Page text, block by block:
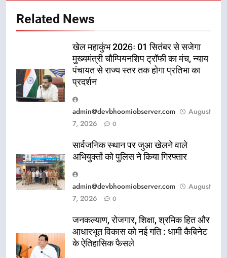
Related News
खेल महाकुंभ 2026ः 01 सितंबर से सजेगा
मुख्यमंत्री चौम्पियनशिप ट्रॉफी का मंच, न्याय
पंचायत से राज्य स्तर तक होगा प्रतिभा का
प्रदर्शन
admin@devbhoomiobserver.com
August
7, 2026
0
सार्वजनिक स्थान पर जुआ खेलने वाले
अभियुक्तों को पुलिस ने किया गिरफ्तार
admin@devbhoomiobserver.com
August
7, 2026
0
जनकल्याण, रोजगार, शिक्षा, श्रमिक हित और
आधारभूत विकास को नई गति : धामी कैबिनेट
के ऐतिहासिक फैसले